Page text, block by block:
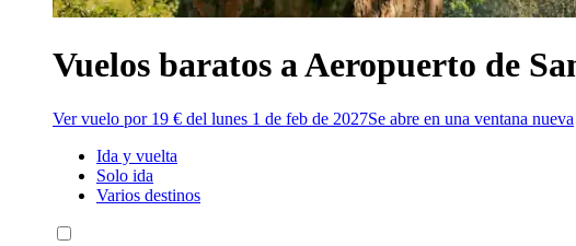
Vuelos baratos a Aeropuerto de
Ver vuelo por 19 € del lunes 1 de feb de 2027Se abre en una ventana nueva
Ida y vuelta
Solo ida
Varios destinos